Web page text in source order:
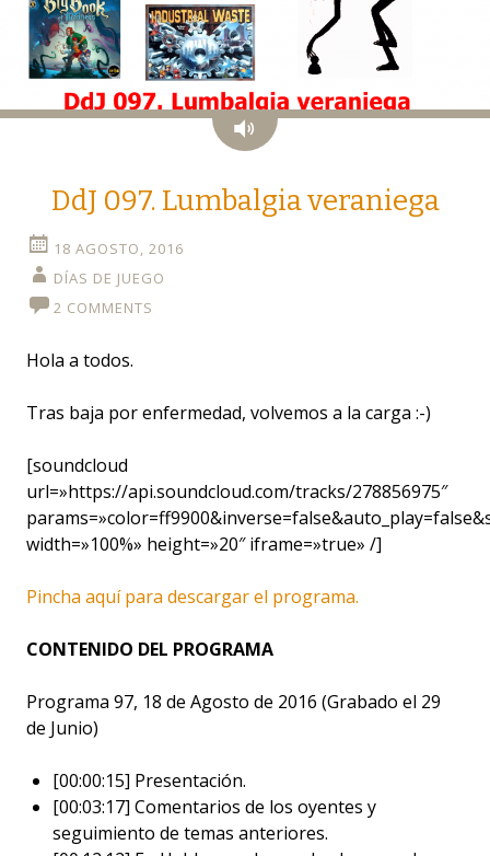
Audio
DdJ 097. Lumbalgia veraniega
18 AGOSTO, 2016
DÍAS DE JUEGO
2 COMMENTS
Hola a todos.
Tras baja por enfermedad, volvemos a la carga :-)
[soundcloud
url=»https://api.soundcloud.com/tracks/278856975″
width=»100%» height=»20″ iframe=»true» /]
Pincha aquí para descargar el programa.
CONTENIDO DEL PROGRAMA
Programa 97, 18 de Agosto de 2016 (Grabado el 29
de Junio)
[00:00:15] Presentación.
[00:03:17] Comentarios de los oyentes y
seguimiento de temas anteriores.